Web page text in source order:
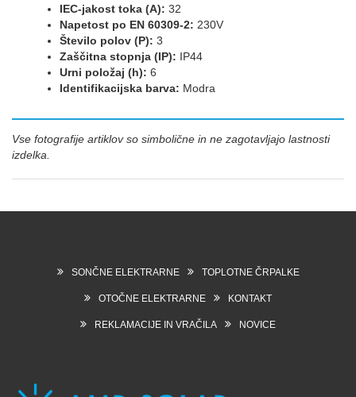
IEC-jakost toka (A): 32
Napetost po EN 60309-2: 230V
Število polov (P): 3
Zaščitna stopnja (IP): IP44
Urni položaj (h): 6
Identifikacijska barva: Modra
Vse fotografije artiklov so simbolične in ne zagotavljajo lastnosti
izdelka.
SONČNE ELEKTRARNE TOPLOTNE ČRPALKE
OTOČNE ELEKTRARNE KONTAKT
REKLAMACIJE IN VRAČILA NOVICE